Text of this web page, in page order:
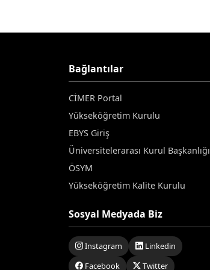
Bağlantılar
CİMER Portal
Yükseköğretim Kurulu
EBYS Giriş
Üniversitelerarası Kurul Başkanlığı
ÖSYM
Yükseköğretim Kalite Kurulu
Sosyal Medyada Biz
Instagram
Linkedin
Facebook
Twitter